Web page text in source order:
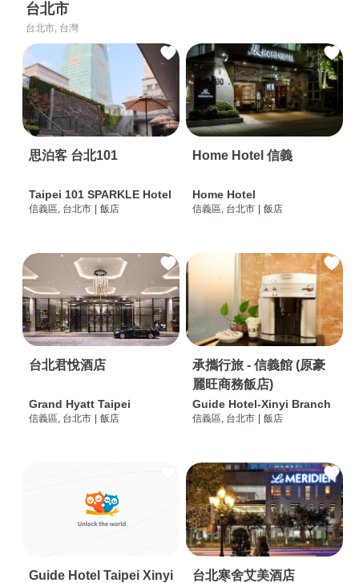
台北市
台北市, 台灣
思泊客 台北101
Taipei 101 SPARKLE Hotel
信義區, 台北市 飯店
Home Hotel 信義
Home Hotel
信義區, 台北市 飯店
台北君悅酒店
Grand Hyatt Taipei
信義區, 台北市 飯店
承攜行旅 - 信義館 (原豪
麗旺商務飯店)
Guide Hotel-Xinyi Branch
信義區, 台北市 飯店
Guide Hotel Taipei Xinyi 台北寒舍艾美酒店